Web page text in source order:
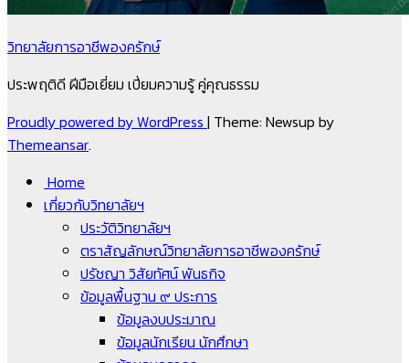
วิทยาลัยการอาชีพองครักษ์
ประพฤติดี ฝีมือเยี่ยม เปี่ยมความรู้ คู่คุณธรรม
Proudly powered by WordPress | Theme: Newsup by
Themeansar.
Home
เกี่ยวกับวิทยาลัยฯ
ประวัติวิทยาลัยฯ
ตราสัญลักษณ์วิทยาลัยการอาชีพองครักษ์
ปรัชญา วิสัยทัศน์ พันธกิจ
ข้อมูลพื้นฐาน ๙ ประการ
ข้อมูลงบประมาณ
ข้อมูลนักเรียน นักศึกษา